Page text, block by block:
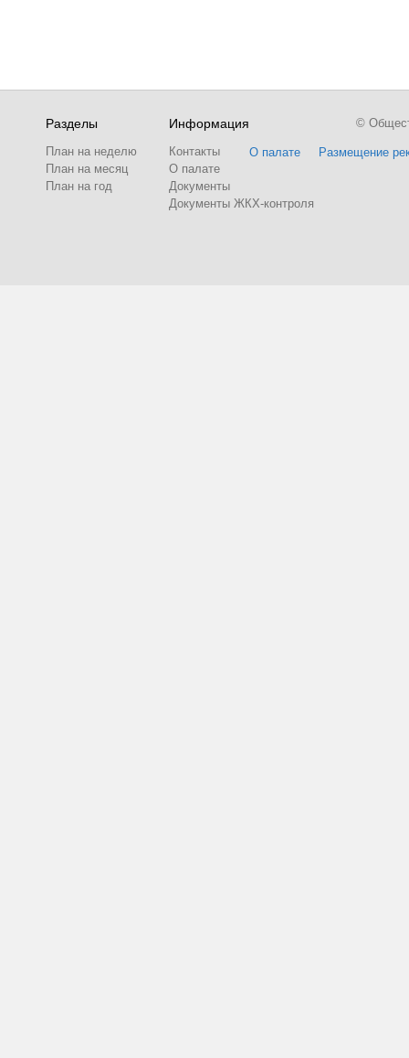
Разделы
План на неделю
План на месяц
План на год
Информация
Контакты
О палате
Документы
Документы ЖКХ-контроля
О палате Размещение
©